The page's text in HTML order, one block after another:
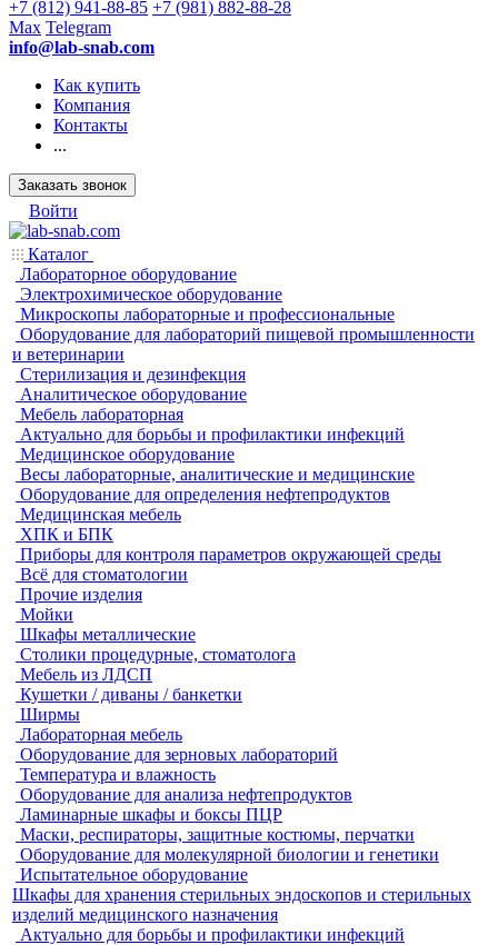
+7 (812) 941-88-85 +7 (981) 882-88-28
Max Telegram
info@lab-snab.com
Как купить
Компания
Контакты
...
Заказать звонок
Войти
Каталог
Лабораторное оборудование
Электрохимическое оборудование
Микроскопы лабораторные и профессиональные
Оборудование для лабораторий пищевой промышленности
и ветеринарии
Стерилизация и дезинфекция
Аналитическое оборудование
Мебель лабораторная
Актуально для борьбы и профилактики инфекций
Медицинское оборудование
Весы лабораторные, аналитические и медицинские
Оборудование для определения нефтепродуктов
Медицинская мебель
ХПК и БПК
Приборы для контроля параметров окружающей среды
Всё для стоматологии
Прочие изделия
Мойки
Шкафы металлические
Столики процедурные, стоматолога
Мебель из ЛДСП
Кушетки / диваны / банкетки
Ширмы
Лабораторная мебель
Оборудование для зерновых лабораторий
Температура и влажность
Оборудование для анализа нефтепродуктов
Ламинарные шкафы и боксы ПЦР
Маски, респираторы, защитные костюмы, перчатки
Оборудование для молекулярной биологии и генетики
Испытательное оборудование
Шкафы для хранения стерильных эндоскопов и стерильных
изделий медицинского назначения
Актуально для борьбы и профилактики инфекций